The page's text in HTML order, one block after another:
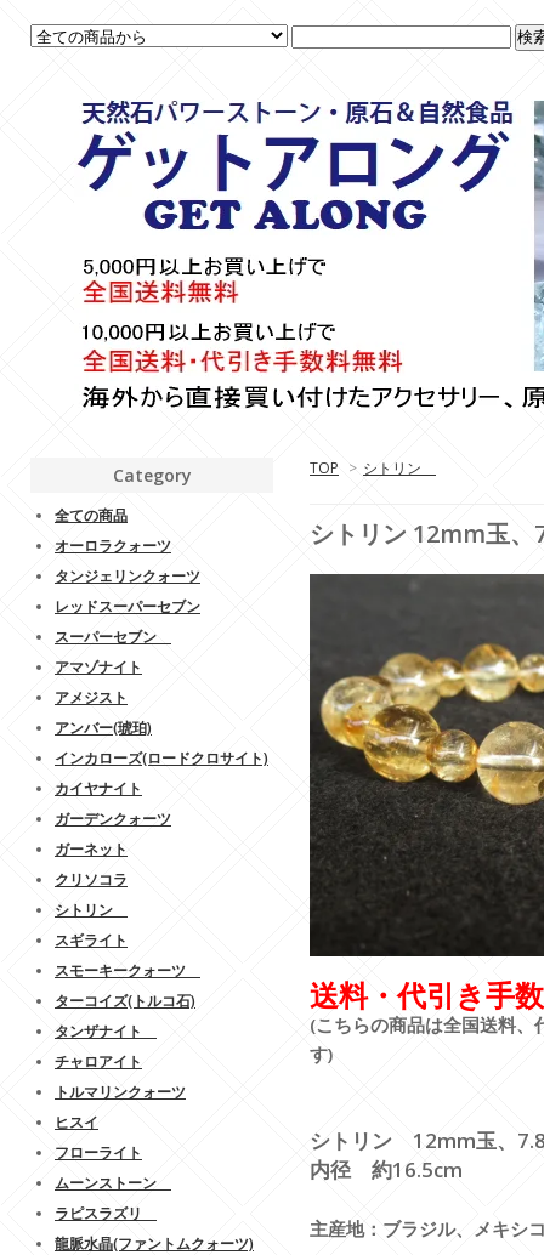
TOP > シトリン
シトリン 12mm玉
送料・代引き手
(こちらの商品は全国送料
す)
シトリン 12mm玉、
内径 約16.5cm
主産地：ブラジル、メキシ
Category
全ての商品
オーロラクォーツ
タンジェリンクォーツ
レッドスーパーセブン
スーパーセブン
アマゾナイト
アメジスト
アンバー(琥珀)
インカローズ(ロードクロサイト)
カイヤナイト
ガーデンクォーツ
ガーネット
クリソコラ
シトリン
スギライト
スモーキークォーツ
ターコイズ(トルコ石)
タンザナイト
チャロアイト
トルマリンクォーツ
ヒスイ
フローライト
ムーンストーン
ラピスラズリ
龍脈水晶(ファントムクォーツ)